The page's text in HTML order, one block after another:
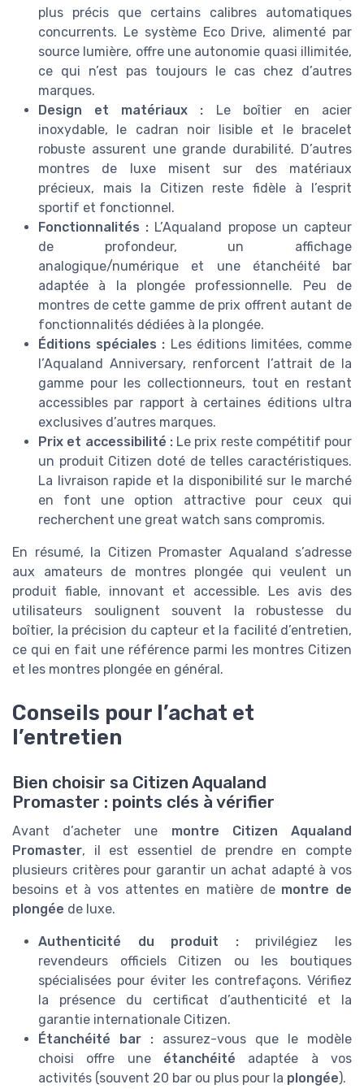
plus précis que certains calibres automatiques
concurrents. Le système Eco Drive, alimenté par
source lumière, offre une autonomie quasi illimitée,
ce qui n’est pas toujours le cas chez d’autres
marques.
Design et matériaux : Le boîtier en acier
inoxydable, le cadran noir lisible et le bracelet
robuste assurent une grande durabilité. D’autres
montres de luxe misent sur des matériaux
précieux, mais la Citizen reste fidèle à l’esprit
sportif et fonctionnel.
Fonctionnalités : L’Aqualand propose un capteur
de profondeur, un affichage
analogique/numérique et une étanchéité bar
adaptée à la plongée professionnelle. Peu de
montres de cette gamme de prix offrent autant de
fonctionnalités dédiées à la plongée.
Éditions spéciales : Les éditions limitées, comme
l’Aqualand Anniversary, renforcent l’attrait de la
gamme pour les collectionneurs, tout en restant
accessibles par rapport à certaines éditions ultra
exclusives d’autres marques.
Prix et accessibilité :Le prix reste compétitif pour
un produit Citizen doté de telles caractéristiques.
La livraison rapide et la disponibilité sur le marché
en font une option attractive pour ceux qui
recherchent une great watch sans compromis.
En résumé, la Citizen Promaster Aqualand s’adresse
aux amateurs de montres plongée qui veulent un
produit fiable, innovant et accessible. Les avis des
utilisateurs soulignent souvent la robustesse du
boîtier, la précision du capteur et la facilité d’entretien,
ce qui en fait une référence parmi les montres Citizen
et les montres plongée en général.
Conseils pour l’achat et
l’entretien
Bien choisir sa Citizen Aqualand
Promaster : points clés à vérifier
Avant d’acheter une montre Citizen Aqualand
Promaster, il est essentiel de prendre en compte
plusieurs critères pour garantir un achat adapté à vos
besoins et à vos attentes en matière de montre de
plongée de luxe.
Authenticité du produit :privilégiez les
revendeurs officiels Citizen ou les boutiques
spécialisées pour éviter les contrefaçons. Vérifiez
la présence du certificat d’authenticité et la
garantie internationale Citizen.
Étanchéité bar : assurez-vous que le modèle
choisi offre une étanchéité adaptée à vos
activités (souvent 20 bar ou plus pour la plongée).